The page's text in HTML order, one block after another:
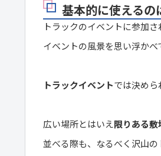
基本的に使えるの
トラックのイベントに参加さ
イベントの風景を思い浮かべ
トラックイベントでは決めら
広い場所とはいえ限りある敷
並べる際も、なるべく沢山